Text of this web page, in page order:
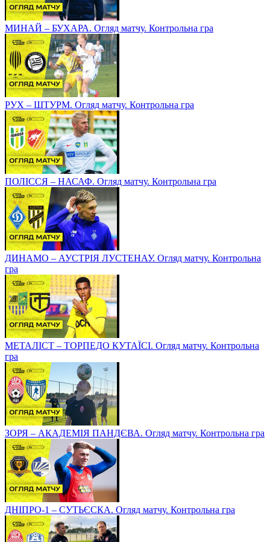
МИНАЙ – БУХАРА. Огляд матчу. Контрольна гра
РУХ – ШТУРМ. Огляд матчу. Контрольна гра
ПОЛІССЯ – НАСАФ. Огляд матчу. Контрольна гра
ДИНАМО – АУСТРІЯ ЛУСТЕНАУ. Огляд матчу. Контрольна
гра
МЕТАЛІСТ – ТОРПЕДО КУТАЇСІ. Огляд матчу. Контрольна
гра
ЗОРЯ – АКАДЕМІЯ ПАНДЄВА. Огляд матчу. Контрольна гра
ДНІПРО-1 – СУТЬЄСКА. Огляд матчу. Контрольна гра